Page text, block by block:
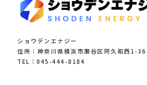
ショウデンエナジー
住所：神奈川県横浜市瀬谷区阿久和西1-
TEL：045-444-8184